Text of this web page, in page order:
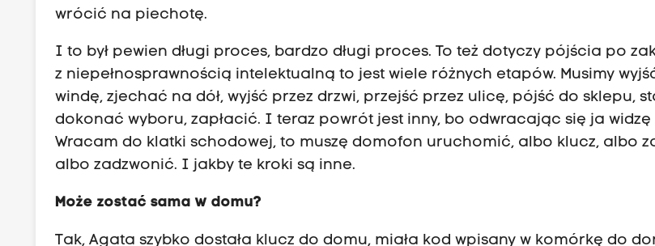
wrócić na piechotę.
I to był pewien długi proces, bardzo długi proces. To też dotyczy pójścia po
z niepełnosprawnością intelektualną to jest wiele różnych etapów. Musimy
windę, zjechać na dół, wyjść przez drzwi, przejść przez ulicę, pójść do sklepu,
dokonać wyboru, zapłacić. I teraz powrót jest inny, bo odwracając się ja
Wracam do klatki schodowej, to muszę domofon uruchomić, albo klucz, albo
albo zadzwonić. I jakby te kroki są inne.
Może zostać sama w domu?
Tak, Agata szybko dostała klucz do domu, miała kod wpisany w komórkę do